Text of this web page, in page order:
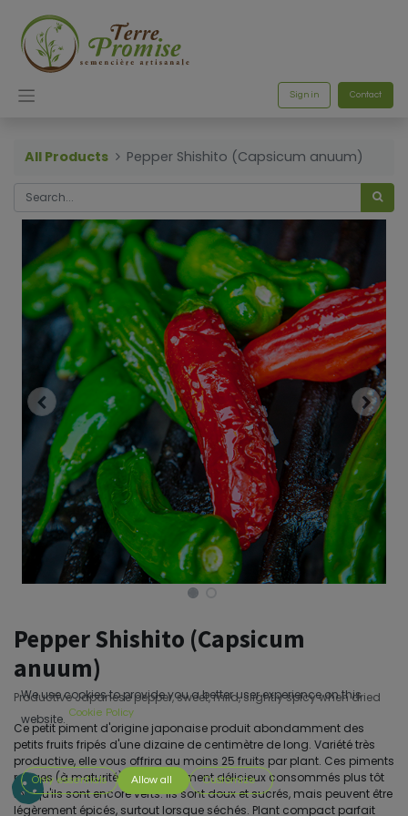
Sign in Contact
All Products Pepper Shishito (Capsicum anuum)
Pepper Shishito (Capsicum
anuum)
Productive Japanese pepper, sweet, mild, slightly spicy when dried
Ce petit piment d'origine japonaise produit abondamment des
petits fruits fripés d'une dizaine de centimètre de long. Variété très
productive, elle vous offrira au moins 25 fruits par plant. Ces piments
rouges (à maturité) sont également délicieux consommés plus tôt
lorsqu'ils sont encore verts. Ils sont doux et sucrés, mais peuvent être
légèrement épicés, surtout lorsque séchés. Plant compact parfait
We use cookies to provide you a better user experience on this
website. Cookie Policy
Only essentials Allow all Customize